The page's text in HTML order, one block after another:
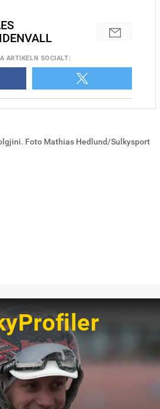
Foto Mathias Hedlund/Sulkysport
ARTIKELN SOCIALT: